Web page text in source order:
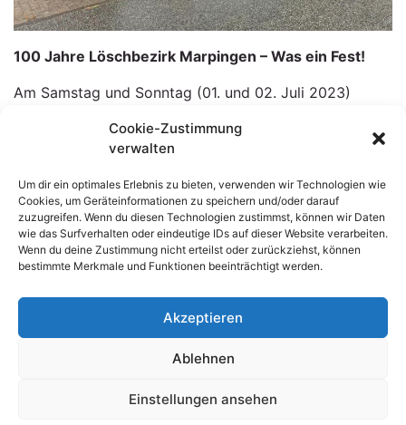
Cookie-Zustimmung
verwalten
Um dir ein optimales Erlebnis zu bieten, verwenden wir Technologien wie
Cookies, um Geräteinformationen zu speichern und/oder darauf
zuzugreifen. Wenn du diesen Technologien zustimmst, können wir Daten
wie das Surfverhalten oder eindeutige IDs auf dieser Website verarbeiten.
Wenn du deine Zustimmung nicht erteilst oder zurückziehst, können
bestimmte Merkmale und Funktionen beeinträchtigt werden.
Akzeptieren
Ablehnen
Einstellungen ansehen
100 Jahre Löschbezirk Marpingen – Was ein Fest!
Am Samstag und Sonntag (01. und 02. Juli 2023)
Regens am Samstag ließen sich die Besucherinnen und
Besucher die Stimmung nicht verderben.
Für die Kinder gab es eine Hüpfburg, Popcorn,
Zuckerwatte und vieles mehr. Aber auch die
Erwachsenen wurden nicht vergessen. Mit
Lyonerpfanne, Currywurst, kühlen Getränken und
Es war ein sehr gelungenes Fest und es freut mich
sehr, dass so viele Besucher vorbeigekommen sind, um
mit unseren Marpinger Feuerwehrfrauen und -männern